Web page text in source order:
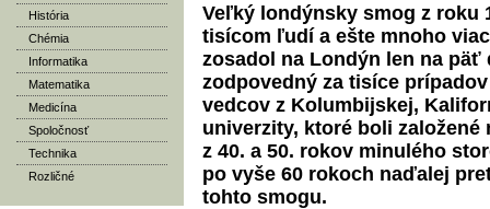
História
Chémia
Informatika
Matematika
Medicína
Spoločnosť
Technika
Rozličné
Veľký londýnsky smog z roku
tisícom ľudí a ešte mnoho
zosadol na Londýn len na päť
zodpovedný za tisíce
vedcov z Kolumbijskej,
univerzity, ktoré boli
z 40. a 50. rokov minulého
po vyše 60 rokoch naďalej
tohto smogu.